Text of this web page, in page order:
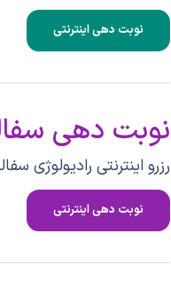
نوبت دهی اینترنتی
نوبت دهی
رزرو اینترنتی رادیولوژی
نوبت دهی اینترنتی